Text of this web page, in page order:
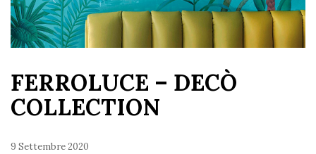
FERROLUCE – DECÒ
COLLECTION
9 Settembre 2020